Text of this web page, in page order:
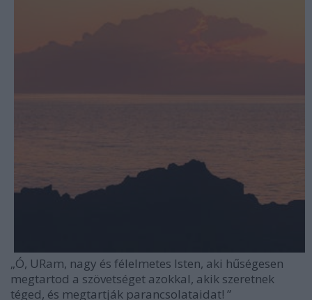
„Ó, URam, nagy és félelmetes Isten, aki hűségesen
megtartod a szövetséget azokkal, akik szeretnek
téged, és megtartják parancsolataidat! ”